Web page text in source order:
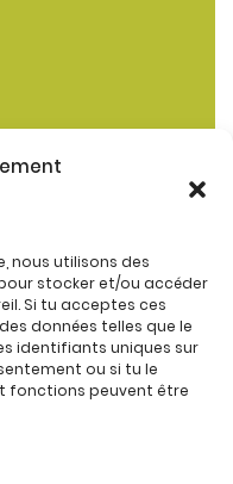
nous utilisons des
stocker et/ou accéder
Si tu acceptes ces
données telles que le
identifiants uniques sur
ou si tu le
fonctions peuvent être
Restaurant